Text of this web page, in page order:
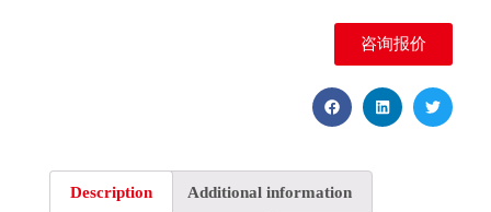
咨询报价
Description Additional information